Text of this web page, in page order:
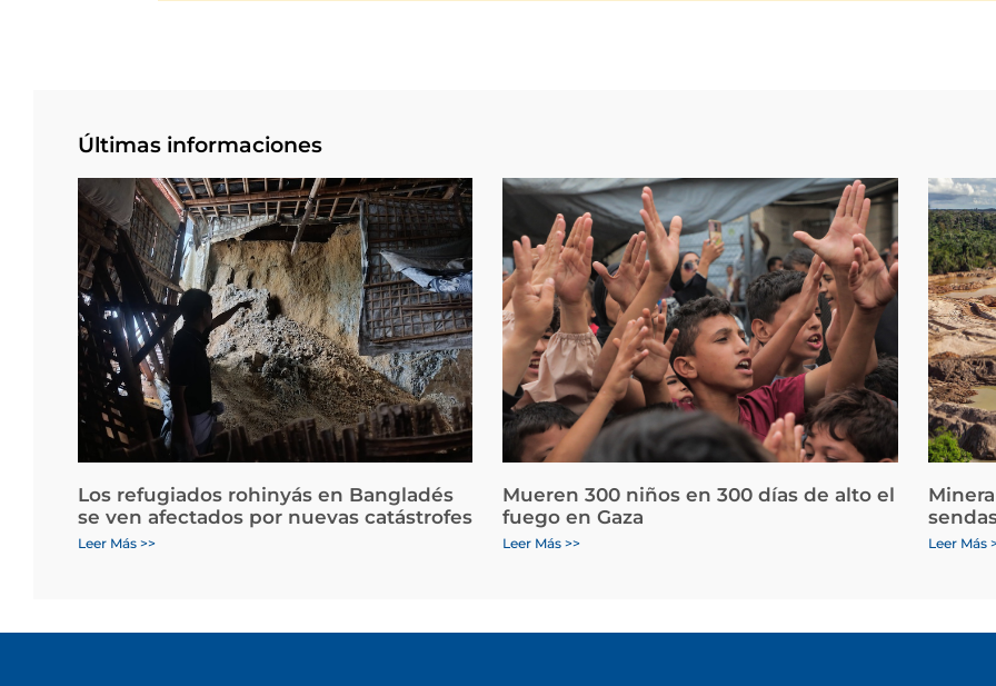
Últimas informaciones
Los refugiados rohinyás en Bangladés
se ven afectados por nuevas catástrofes
Leer Más >>
Mueren 300 niños en 300 días de alto el
fuego en Gaza
Leer Más >> Leer Más